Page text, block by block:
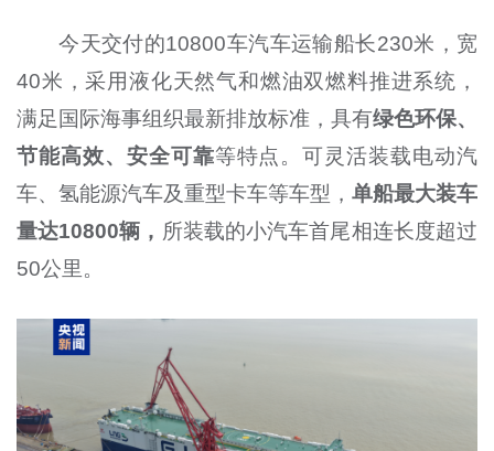
今天交付的10800车汽车运输船长230米，宽
40米，采用液化天然气和燃油双燃料推进系统，
满足国际海事组织最新排放标准，具有绿色环保、
节能高效、安全可靠等特点。可灵活装载电动汽
车、氢能源汽车及重型卡车等车型，单船最大装车
量达10800辆， 所装载的小汽车首尾相连长度超过
50公里。